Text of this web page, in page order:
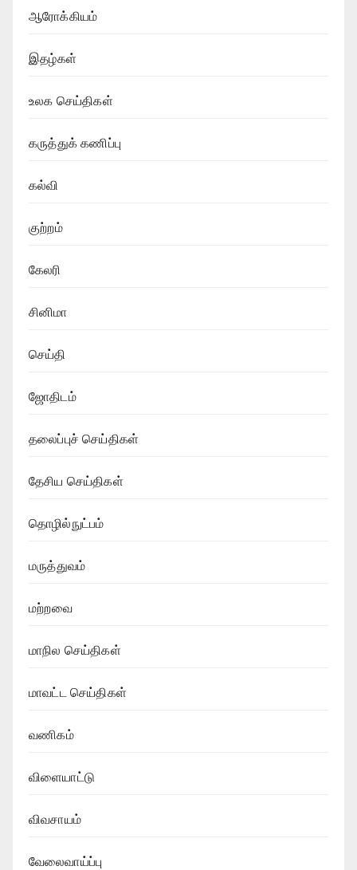
ஆரோக்கியம்
இதழ்கள்
உலக செய்திகள்
கருத்துக் கணிப்பு
கல்வி
குற்றம்
கேலரி
சினிமா
செய்தி
ஜோதிடம்
தலைப்புச் செய்திகள்
தேசிய செய்திகள்
தொழில்நுட்பம்
மருத்துவம்
மற்றவை
மாநில செய்திகள்
மாவட்ட செய்திகள்
வணிகம்
விளையாட்டு
விவசாயம்
வேலைவாய்ப்பு